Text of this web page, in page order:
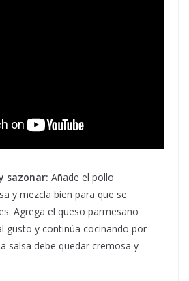
sazonar: Añade el pollo
y mezcla bien para que se
Agrega el queso parmesano
gusto y continúa cocinando por
salsa debe quedar cremosa y